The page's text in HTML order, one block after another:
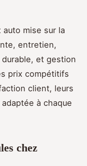
mise sur la
entretien,
et gestion
prix compétitifs
client, leurs
à chaque
chez